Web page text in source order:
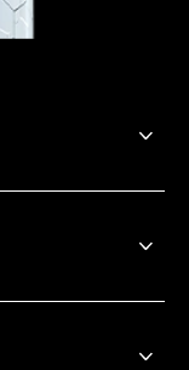
でこの上なく
両立させまし